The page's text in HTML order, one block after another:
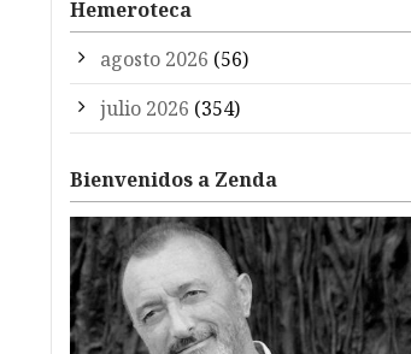
Hemeroteca
agosto 2026 (56)
julio 2026 (354)
Bienvenidos a Zenda